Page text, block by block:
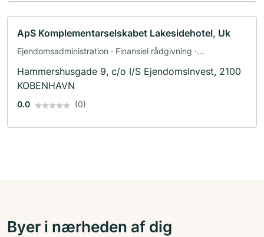
ApS Komplementarselskabet Lakesidehotel, Uk
Ejendomsadministration · Finansiel rådgivning ·
Forsikringsselskab
Hammershusgade 9, c/o I/S EjendomsInvest, 2100
KOBENHAVN
0.0 (0)
Byer i nærheden af dig